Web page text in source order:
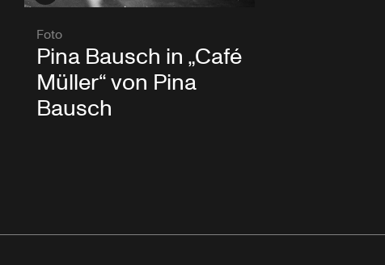
Foto
Pina Bausch in „Café
Müller“ von Pina
Bausch